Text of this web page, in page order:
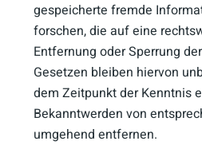
gespeicherte fremde
forschen, die auf eine
Entfernung oder Sperrung
Gesetzen bleiben hiervon
dem Zeitpunkt der Kenntnis
Bekanntwerden von
umgehend entfernen.